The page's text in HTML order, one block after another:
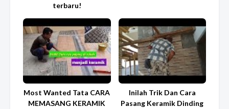
terbaru!
Most Wanted Tata CARA
MEMASANG KERAMIK
Inilah Trik Dan Cara
Pasang Keramik Dinding